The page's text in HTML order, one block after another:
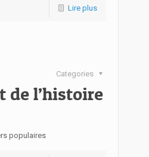
Lire plus
Categories
de l’histoire
populaires